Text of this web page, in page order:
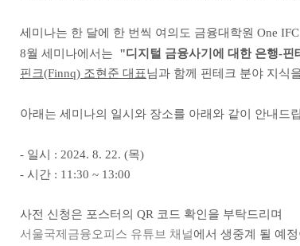
세미나는 한 달에 한 번씩 여의도 금융대학원 One
8월 세미나에서는 "디지털 금융사기에 대한 은행-
핀크(Finnq) 조현준 대표님과 함께 핀테크 분야 지식
아래는 세미나의 일시와 장소를 아래와 같이 안내드
- 일시 : 2024. 8. 22. (목)
- 시간 : 11:30 ~ 13:00
사전 신청은 포스터의 QR 코드 확인을 부탁드리며
서울국제금융오피스 유튜브 채널에서 생중계 될 예